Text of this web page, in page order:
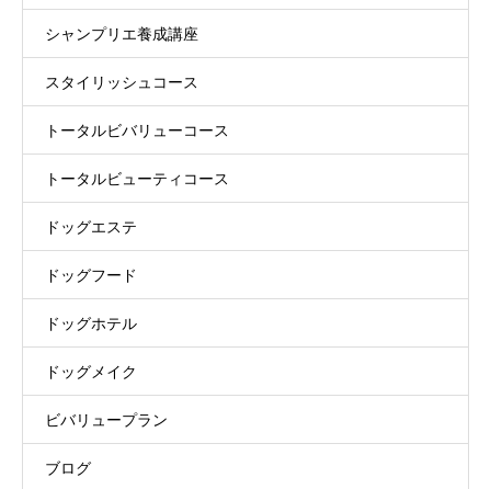
シャンプリエ養成講座
スタイリッシュコース
トータルビバリューコース
トータルビューティコース
ドッグエステ
ドッグフード
ドッグホテル
ドッグメイク
ビバリュープラン
ブログ